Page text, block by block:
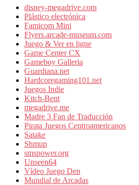
disney-megadrive.com
Plástico electrónica
Famicom Mini
Flyers.arcade-museum.com
Juego & Ver en ligne
Game Center CX
Gameboy Galleria
Guardiana.net
Hardcoregaming101.net
Juegos Indie
Kitch-Bent
megadrive.me
Madre 3 Fan de Traducción
Pirata Juegos Centroamericanos
Satake
Shmup
smspower.org
Unseen64
Vídeo Juego Den
Mundial de Arcadas